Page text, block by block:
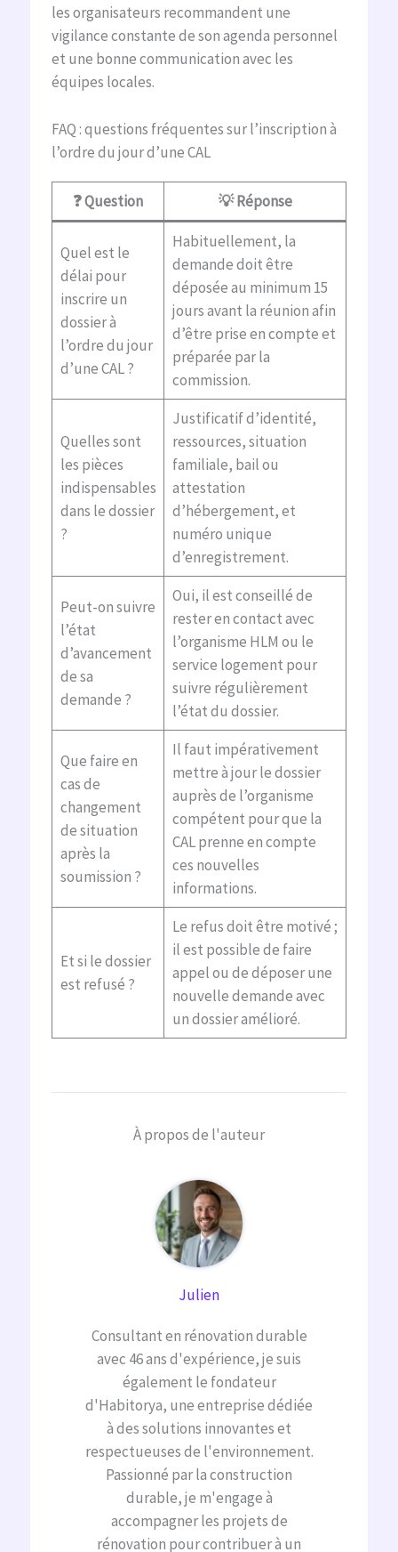
les organisateurs recommandent une
vigilance constante de son agenda personnel
et une bonne communication avec les
équipes locales.
FAQ : questions fréquentes sur l’inscription à
l’ordre du jour d’une CAL
❓ Question 💡 Réponse
Quel est le
délai pour
inscrire un
dossier à
l’ordre du jour
d’une CAL ?
Habituellement, la
demande doit être
déposée au minimum 15
jours avant la réunion afin
d’être prise en compte et
préparée par la
commission.
Quelles sont
les pièces
indispensables
dans le dossier
?
Justificatif d’identité,
ressources, situation
familiale, bail ou
attestation
d’hébergement, et
numéro unique
d’enregistrement.
Peut-on suivre
l’état
d’avancement
de sa
demande ?
Oui, il est conseillé de
rester en contact avec
l’organisme HLM ou le
service logement pour
suivre régulièrement
l’état du dossier.
Que faire en
cas de
changement
de situation
après la
soumission ?
Il faut impérativement
mettre à jour le dossier
auprès de l’organisme
compétent pour que la
CAL prenne en compte
ces nouvelles
informations.
Et si le dossier
est refusé ?
Le refus doit être motivé ;
il est possible de faire
appel ou de déposer une
nouvelle demande avec
un dossier amélioré.
À propos de l'auteur
Julien
Consultant en rénovation durable
avec 46 ans d'expérience, je suis
également le fondateur
d'Habitorya, une entreprise dédiée
à des solutions innovantes et
respectueuses de l'environnement.
Passionné par la construction
durable, je m'engage à
accompagner les projets de
rénovation pour contribuer à un